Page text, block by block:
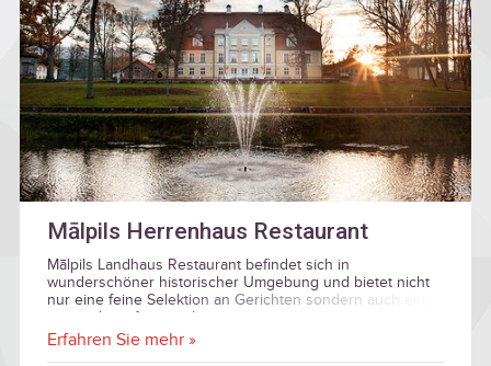
Mālpils Herrenhaus Restaurant
Mālpils Landhaus Restaurant befindet sich in
wunderschöner historischer Umgebung und bietet nicht
nur eine feine Selektion an Gerichten sondern auch eine
angenehme Atmospähre.
Erfahren Sie mehr »